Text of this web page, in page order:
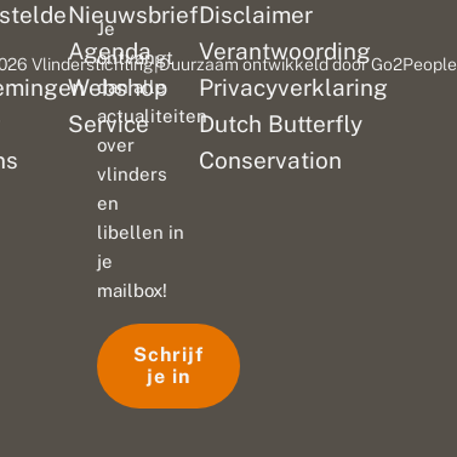
Nieuwsbrief
Agenda
Webshop
Service
Disclaimer
Verantwoording
Privacyverklaring
Dutch Butterfly
Conservation
Je
ontvangt
dan alle
actualiteiten
over
vlinders
en
libellen in
je
mailbox!
Schrijf
je in
Vlinderstichting|Duurzaam ontwikkeld doorGo2People